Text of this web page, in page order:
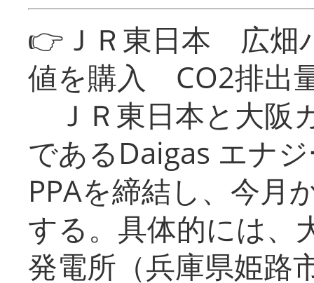
👉ＪＲ東日本 広畑
値を購入 CO2排出
ＪＲ東日本と大阪
であるDaigas エナ
PPAを締結し、今月
する。具体的には、
発電所（兵庫県姫路